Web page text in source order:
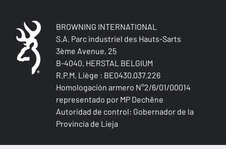
IMPERMEABLE
A PRUEBA DE VIENTO
AISLAMIENTO TÉRMICO
Aves acuáticas
BROWNING INTERNATIONAL
S.A. Parc industriel des Hauts-Sarts
3ème Avenue, 25
B-4040, HERSTAL BELGIUM
R.P.M. Liège : BE0430.037.226
Homologación armero N°2/6/01/00014
representado por MP Dechêne
Autoridad de control: Gobernador de la
Provincia de Lieja